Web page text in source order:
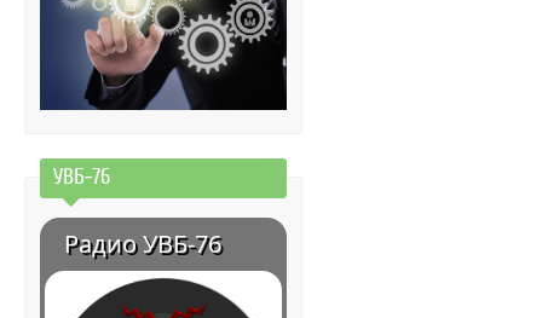
УВБ-76
Радио УВБ-76